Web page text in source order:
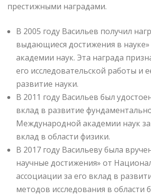
престижными наградами.
В 2005 году Васильев получил
выдающиеся достижения в науке»
академии наук. Эта награда
его исследовательской работы и
развитие науки.
В 2011 году Васильев был
вклад в развитие
Международной академии наук
вклад в области физики.
В 2017 году Васильеву была
научные достижения» от
ассоциации за его вклад в
методов исследования в области